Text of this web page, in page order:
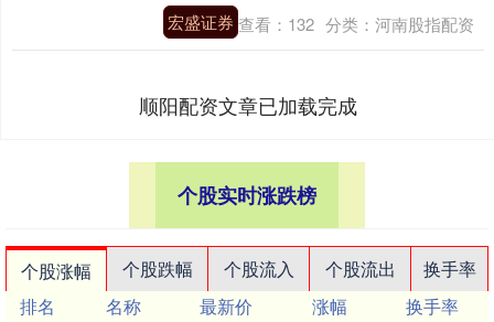
宏盛证券 查看： 132 分类： 河南股指配资
顺阳配资文章已加载完成
个股实时涨跌榜
个股涨幅 个股跌幅 个股流入 个股流出
换手率
排名
名称 最新价 涨幅
换手率